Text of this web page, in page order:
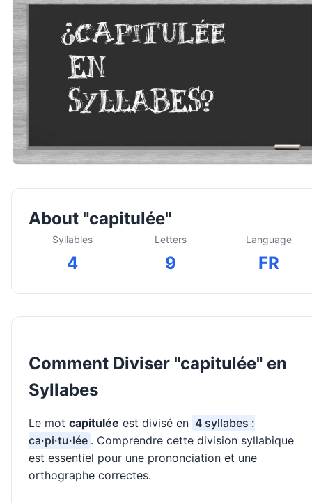
About "capitulée"
Syllables
4
Letters
9
Language
FR
Comment Diviser "capitulée" en
Syllabes
Le mot capitulée est divisé en 4 syllabes :
ca·pi·tu·lée . Comprendre cette division syllabique
est essentiel pour une prononciation et une
orthographe correctes.